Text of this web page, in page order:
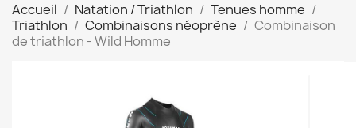
Accueil Natation / Triathlon
Tenues homme
Triathlon
Combinaisons néoprène
Combinaison
de triathlon - Wild Homme